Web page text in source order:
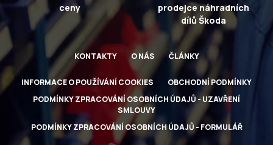
ceny
prodejce náhradních
dílů Škoda
KONTAKTY O NÁS ČLÁNKY
INFORMACE O POUŽÍVÁNÍ COOKIES
OBCHODNÍ PODMÍNKY
PODMÍNKY ZPRACOVÁNÍ OSOBNÍCH ÚDAJŮ - UZAVŘENÍ
SMLOUVY
PODMÍNKY ZPRACOVÁNÍ OSOBNÍCH ÚDAJŮ - FORMULÁŘ